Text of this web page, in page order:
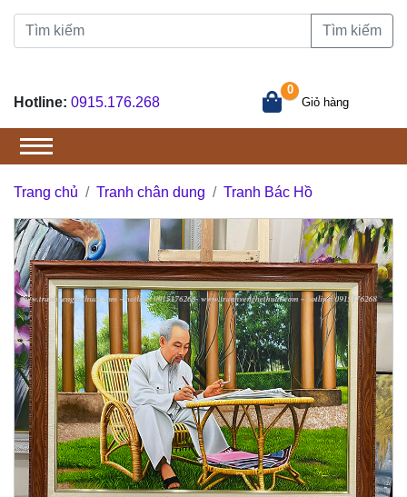
Tìm kiếm
Hotline: 0915.176.268
0
Giỏ hàng
Trang chủ Tranh chân dung Tranh Bác Hồ